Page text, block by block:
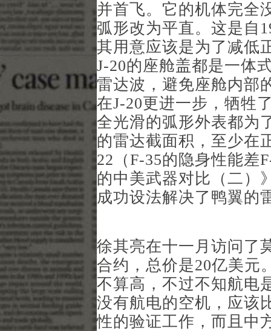
并首飞。它的机体完全
弧形改为平直。这是自
其用意应该是为了减低
J-20的座舱盖都是一体
雷达波，避免座舱内部
在J-20更进一步，牺牲
全光滑的弧形外表都为
的雷达截面积，至少在
22（F-35的隐身性能差
的中美武器对比（二）
成功设法解决了鸭翼的
徐其亮在十一月访问了
合约，总价是20亿美元
不算高，不过不知航电
没有航电的空机，应该
性的验证工作，而且中